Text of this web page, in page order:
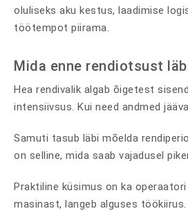
oluliseks aku kestus, laadimise
töötempot piirama.
Mida enne rendiotsust
Hea rendivalik algab õigetest
intensiivsus. Kui need andmed
Samuti tasub läbi mõelda
on selline, mida saab vajadusel
Praktiline küsimus on ka
masinast, langeb alguses